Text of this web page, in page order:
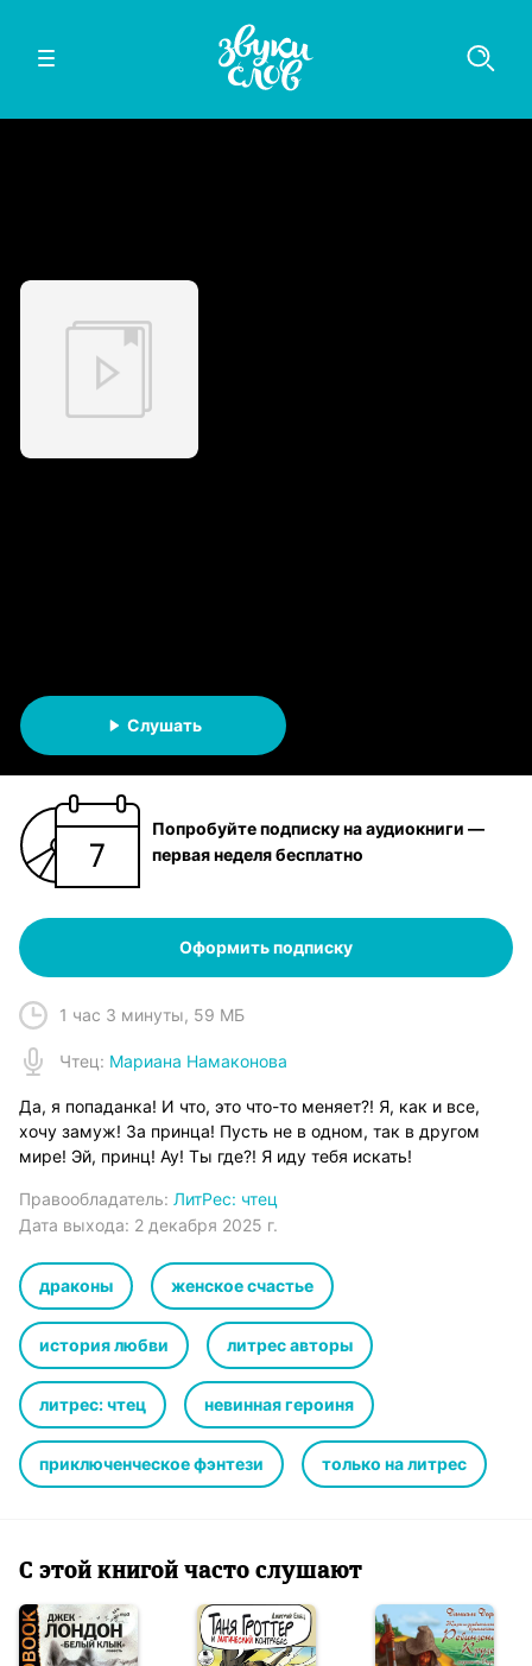
Слушать
Попробуйте подписку на аудиокниги —
первая неделя бесплатно
Оформить подписку
1 час 3 минуты, 59 МБ
Чтец: Мариана Намаконова
Да, я попаданка! И что, это что-то меняет?! Я, как и все,
хочу замуж! За принца! Пусть не в одном, так в другом
мире! Эй, принц! Ау! Ты где?! Я иду тебя искать!
Правообладатель: ЛитРес: чтец
Дата выхода: 2 декабря 2025 г.
драконы женское счастье
история любви литрес авторы
литрес: чтец невинная героиня
приключенческое фэнтези только на литрес
С этой книгой часто слушают